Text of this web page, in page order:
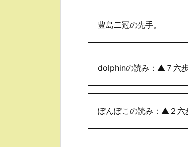
豊島二冠の先手。
dolphinの読み：▲７六
ぽんぽこの読み：▲２